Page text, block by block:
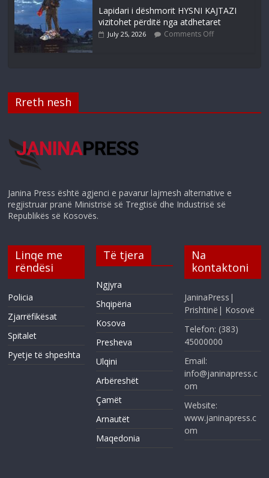
Lapidari i dëshmorit HYSNI KAJTAZI
vizitohet përditë nga atdhetaret
July 25, 2026 Comments Off
Rreth nesh
Janina Press është agjenci e pavarur lajmesh alternative e
regjistruar pranë Ministrisë së Tregtisë dhe Industrisë së
Republikës së Kosovës.
Linqe me
rëndësi
Policia
Zjarrëfikësat
Spitalet
Pyetje të shpeshta
Të tjera
Ngjyra
Shqipëria
Kosova
Presheva
Ulqini
Arbëreshët
Çamët
Arnautët
Maqedonia
Na
kontaktoni
JaninaPress|
Prishtinë| Kosovë
Telefon: (383)
45000000
Email:
info@janinapress.c
om
Website:
www.janinapress.c
om